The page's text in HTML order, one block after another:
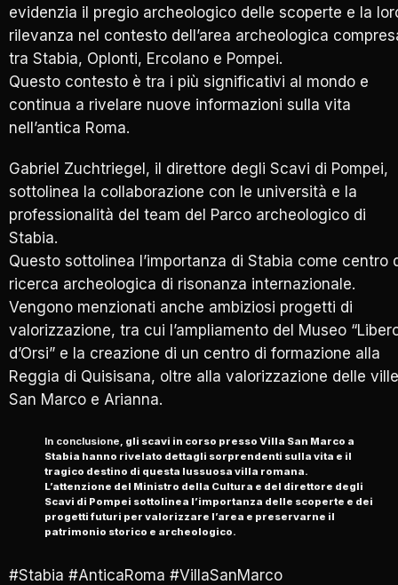
evidenzia il pregio archeologico delle scoperte e la
rilevanza nel contesto dell’area archeologica
tra Stabia, Oplonti, Ercolano e Pompei.
Questo contesto è tra i più significativi al mondo e
continua a rivelare nuove informazioni sulla vita
nell’antica Roma.
Gabriel Zuchtriegel, il direttore degli Scavi di Pompei,
sottolinea la collaborazione con le università e la
professionalità del team del Parco archeologico di
Stabia.
Questo sottolinea l’importanza di Stabia come centro
ricerca archeologica di risonanza internazionale.
Vengono menzionati anche ambiziosi progetti di
valorizzazione, tra cui l’ampliamento del Museo
d’Orsi” e la creazione di un centro di formazione alla
Reggia di Quisisana, oltre alla valorizzazione delle ville
San Marco e Arianna.
In conclusione, gli scavi in corso presso Villa San Marco a
Stabia hanno rivelato dettagli sorprendenti sulla vita e il
tragico destino di questa lussuosa villa romana.
L’attenzione del Ministro della Cultura e del direttore degli
Scavi di Pompei sottolinea l’importanza delle scoperte e dei
progetti futuri per valorizzare l’area e preservarne il
patrimonio storico e archeologico.
#Stabia #AnticaRoma #VillaSanMarco